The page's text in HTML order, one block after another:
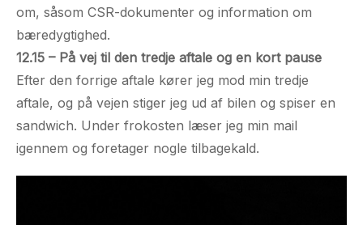
om, såsom CSR-dokumenter og information om
bæredygtighed.
12.15 – På vej til den tredje aftale og en kort pause
Efter den forrige aftale kører jeg mod min tredje
aftale, og på vejen stiger jeg ud af bilen og spiser en
sandwich. Under frokosten læser jeg min mail
igennem og foretager nogle tilbagekald.